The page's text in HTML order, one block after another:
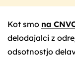
Kot smo na
delodajalci z
odsotnostjo